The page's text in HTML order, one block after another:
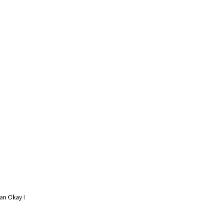
OkayI